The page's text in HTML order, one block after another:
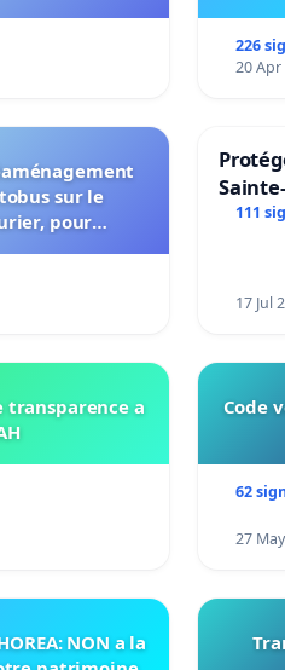
226
20 Apr
sur le
pour
à établir
111
17 Jul
transparence a
Code
62
27
NON a la